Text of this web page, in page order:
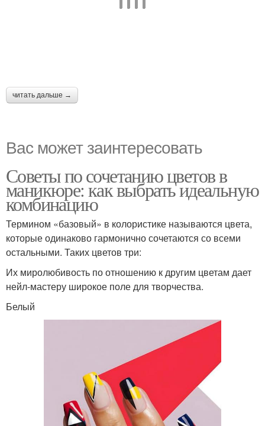
читать дальше →
Вас может заинтересовать
Советы по сочетанию цветов в
маникюре: как выбрать идеальную
комбинацию
Термином «базовый» в колористике называются цвета,
которые одинаково гармонично сочетаются со всеми
остальными. Таких цветов три:
Их миролюбивость по отношению к другим цветам дает
нейл-мастеру широкое поле для творчества.
Белый